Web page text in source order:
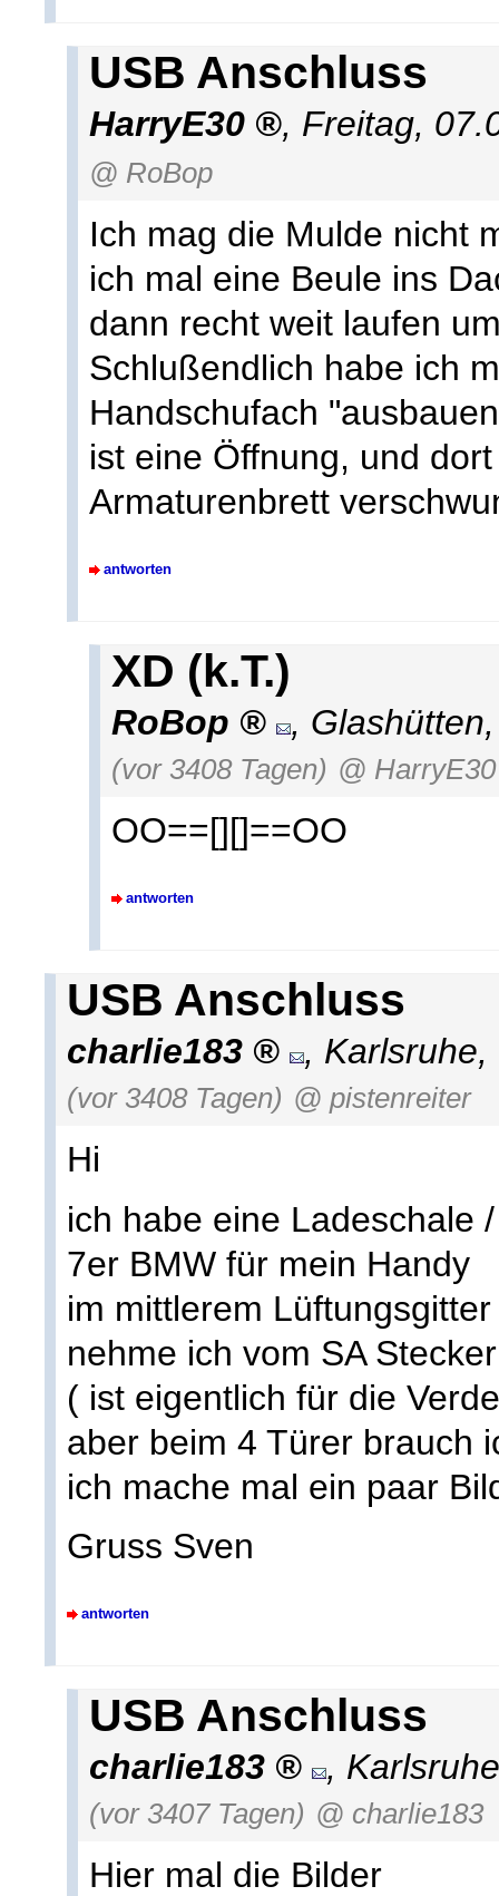
USB Anschluss
HarryE30 , Freitag,
@ RoBop
Ich mag die Mulde nicht
ich mal eine Beule ins
dann recht weit laufen
Schlußendlich habe ich
Handschufach
ist eine Öffnung, und
Armaturenbrett
antworten
XD (k.T.)
RoBop , Glashütten
(vor 3408 Tagen) @ HarryE30
OO==[][]==OO
antworten
USB Anschluss
charlie183 , Karlsruhe,
(vor 3408 Tagen) @ pistenreiter
Hi
ich habe eine Ladeschale
7er BMW für mein Handy
im mittlerem
nehme ich vom SA
( ist eigentlich für die
aber beim 4 Türer brauch
ich mache mal ein paar
Gruss Sven
antworten
USB Anschluss
charlie183 , Karlsruhe
(vor 3407 Tagen) @ charlie183
Hier mal die Bilder